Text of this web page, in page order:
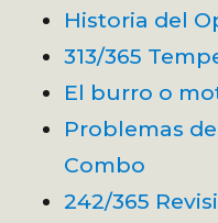
Historia del
313/365
El burro o
Problemas
Combo
242/365